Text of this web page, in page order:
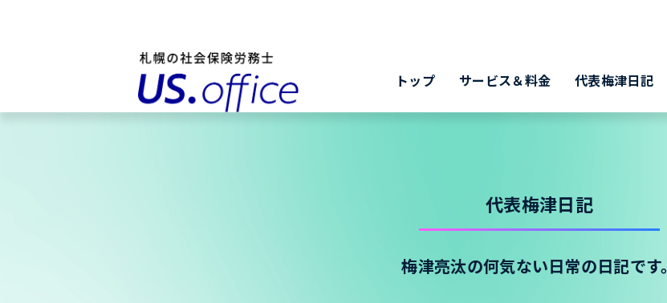
トップ サービス＆料金 代表梅津日記
代表梅津日記
梅津亮汰の何気ない日常の日記です。